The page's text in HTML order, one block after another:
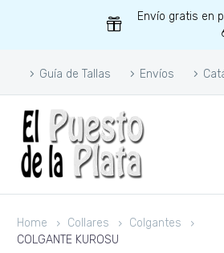
Envío gratis en
Guía de Tallas Envíos
Home Collares
Colgantes
COLGANTE KUROSU